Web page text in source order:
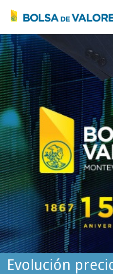
Evolución